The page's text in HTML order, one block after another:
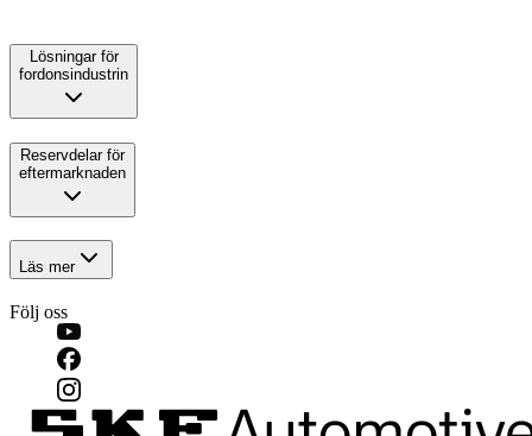
Lösningar för
fordonsindustrin
Reservdelar för
eftermarknaden
Läs mer
Följ oss